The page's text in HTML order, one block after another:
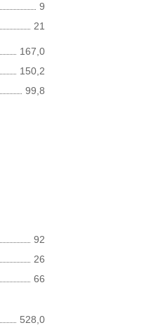
9
21
167,0
150,2
99,8
92
26
66
528,0